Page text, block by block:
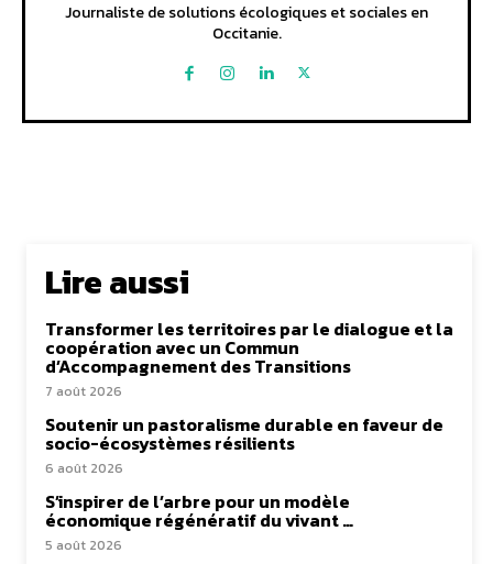
Journaliste de solutions écologiques et sociales en
Occitanie.
Lire aussi
Transformer les territoires par le dialogue et la
coopération avec un Commun
d’Accompagnement des Transitions
7 août 2026
Soutenir un pastoralisme durable en faveur de
socio-écosystèmes résilients
6 août 2026
S’inspirer de l’arbre pour un modèle
économique régénératif du vivant …
5 août 2026